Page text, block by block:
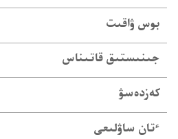
بوس ۋاقىت
جىنىستىق قاتىناس
كەزدەسۋ
ٴ‌تان ساۋلىعى